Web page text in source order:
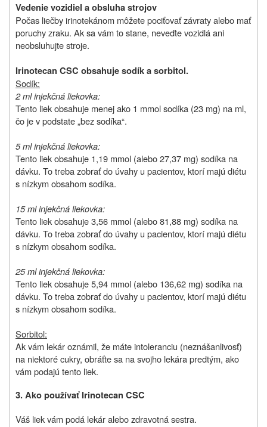
Vedenie vozidiel a obsluha strojov
Počas liečby irinotekánom môžete pociťovať závraty alebo mať
poruchy zraku. Ak sa vám to stane, neveďte vozidlá ani
neobsluhujte stroje.
Irinotecan CSC obsahuje sodík a sorbitol.
Sodík:
2 ml injekčná liekovka:
Tento liek obsahuje menej ako 1 mmol sodíka (23 mg) na ml,
čo je v podstate „bez sodíka“.
5 ml injekčná liekovka:
Tento liek obsahuje 1,19 mmol (alebo 27,37 mg) sodíka na
dávku. To treba zobrať do úvahy u pacientov, ktorí majú diétu
s nízkym obsahom sodíka.
15 ml injekčná liekovka:
Tento liek obsahuje 3,56 mmol (alebo 81,88 mg) sodíka na
dávku. To treba zobrať do úvahy u pacientov, ktorí majú diétu
s nízkym obsahom sodíka.
25 ml injekčná liekovka:
Tento liek obsahuje 5,94 mmol (alebo 136,62 mg) sodíka na
dávku. To treba zobrať do úvahy u pacientov, ktorí majú diétu
s nízkym obsahom sodíka.
Sorbitol:
Ak vám lekár oznámil, že máte intoleranciu (neznášanlivosť)
na niektoré cukry, obráťte sa na svojho lekára predtým, ako
vám podajú tento liek.
3. Ako používať Irinotecan CSC
Váš liek vám podá lekár alebo zdravotná sestra.